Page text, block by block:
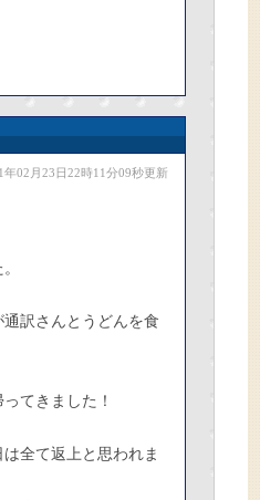
年02月23日22時11分09秒更新
訳さんとうどんを食
てきました！
全て返上と思われま